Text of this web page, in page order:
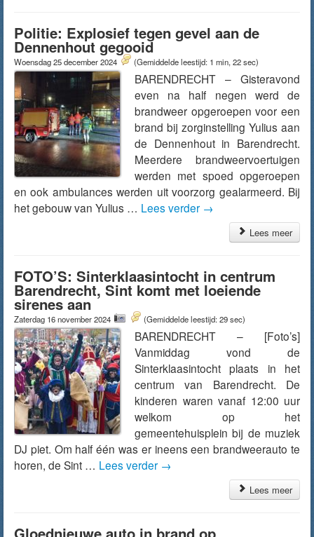
Politie: Explosief tegen gevel aan de
Dennenhout gegooid
Woensdag 25 december 2024 (Gemiddelde leestijd: 1 min, 22 sec)
BARENDRECHT – Gisteravond
even na half negen werd de
brandweer opgeroepen voor een
brand bij zorginstelling Yulius aan
de Dennenhout in Barendrecht.
Meerdere brandweervoertuigen
werden met spoed opgeroepen
en ook ambulances werden uit voorzorg gealarmeerd. Bij
het gebouw van Yulius … Lees verder →
Lees meer
FOTO’S: Sinterklaasintocht in centrum
Barendrecht, Sint komt met loeiende
sirenes aan
Zaterdag 16 november 2024 (Gemiddelde leestijd: 29 sec)
BARENDRECHT – [Foto’s]
Vanmiddag vond de
Sinterklaasintocht plaats in het
centrum van Barendrecht. De
kinderen waren vanaf 12:00 uur
welkom op het
gemeentehuisplein bij de muziek
DJ piet. Om half één was er ineens een brandweerauto te
horen, de Sint … Lees verder →
Lees meer